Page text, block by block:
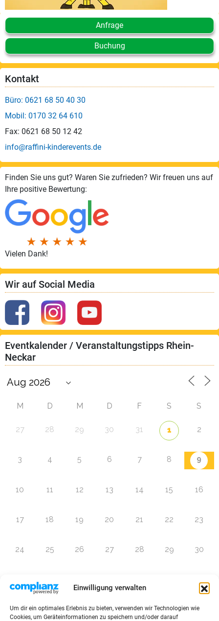
Einwilligung verwalten
Um dir ein optimales Erlebnis zu bieten, verwenden wir Technologien wie
Cookies, um Geräteinformationen zu speichern und/oder darauf
Anfrage
Buchung
Kontakt
Büro: 0621 68 50 40 30
Mobil: 0170 32 64 610
Fax: 0621 68 50 12 42
info@raffini-kinderevents.de
Finden Sie uns gut? Waren Sie zufrieden? Wir freuen uns auf
Ihre positive Bewertung:
Vielen Dank!
Wir auf Social Media
Eventkalender / Veranstaltungstipps Rhein-
Neckar
M D M D F S S
27 28 29 30 31 1 2
3 4 5 6 7 8 9
10 11 12 13 14 15 16
17 18 19 20 21 22 23
24 25 26 27 28 29 30
Zur Eventübersicht